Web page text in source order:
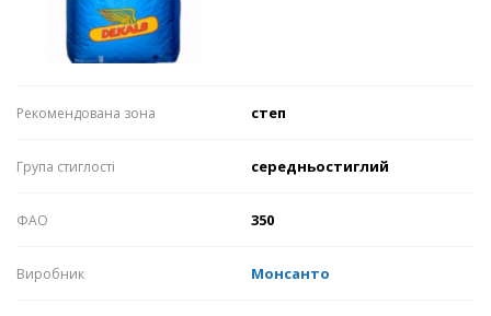
Рекомендована зона степ
Група стиглості середньостиглий
ФАО 350
Виробник Монсанто